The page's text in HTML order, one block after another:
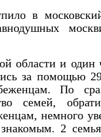
в
области и один
за помощью
По
семей,
немного
2